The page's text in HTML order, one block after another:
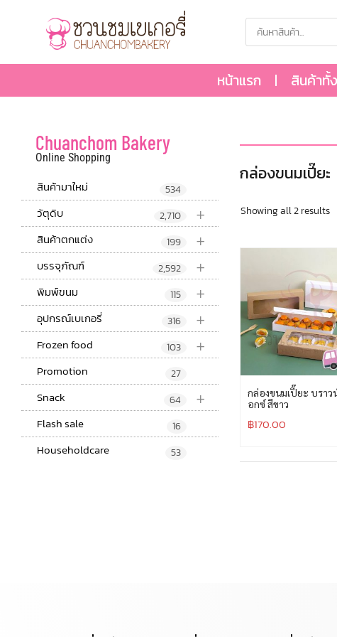
หน้าแรก สินค้าทั้
Chuanchom Bakery
Online Shopping
สินค้ามาใหม่ 534
+
วัตุดิบ 2,710
+
สินค้าตกแต่ง 199
+
บรรจุภัณฑ์ 2,592
+
พิมพ์ขนม 115
+
อุปกรณ์เบเกอรี่ 316
+
Frozen food 103
Promotion 27
+
Snack 64
Flash sale 16
Householdcare 53
กล่องขนมเปี๊ยะ
Showing all 2 results
กล่องขนมเปี๊ยะ บราว
อกซ์ สีขาว
฿170.00